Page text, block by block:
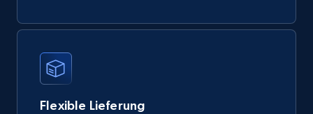
eCommerce
822+
Flexible Lieferung